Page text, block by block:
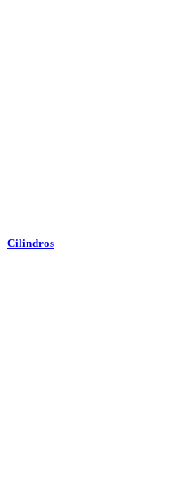
Cilindros